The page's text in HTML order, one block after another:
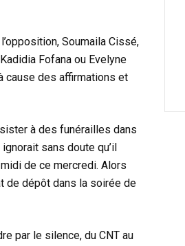
Soumaila Cissé,
Fofana ou Evelyne
cause des affirmations et
à des funérailles dans
sans doute qu’il
de ce mercredi. Alors
de dépôt dans la soirée de
par le silence, du CNT au